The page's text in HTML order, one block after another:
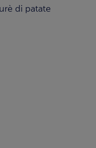
di patate